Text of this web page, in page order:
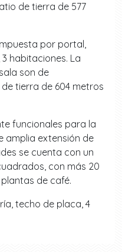
de tierra de 577
por portal,
habitaciones. La
son de
tierra de 604 metros
funcionales para la
amplia extensión de
se cuenta con un
con más 20
de café.
techo de placa, 4